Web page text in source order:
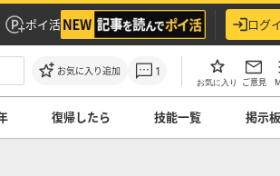
ポイ活 ログ
お気に入り追加 1
お気に入り ご意見
復帰したら 技能一覧 掲示板